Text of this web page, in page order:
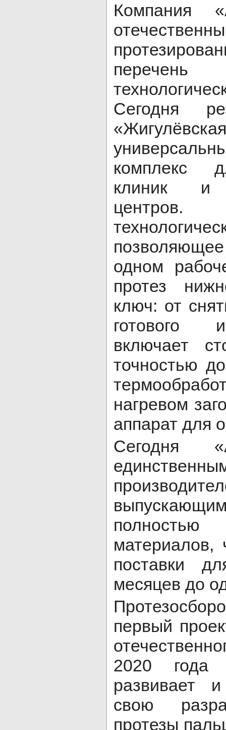
Компания
Сегодня
комплекс
клиник и
одном
протез
ключ: от
готового
включает
точностью
нагревом
аппарат для
Сегодня
материалов,
поставки
месяцев до
первый
2020 года
развивает
свою
протезы